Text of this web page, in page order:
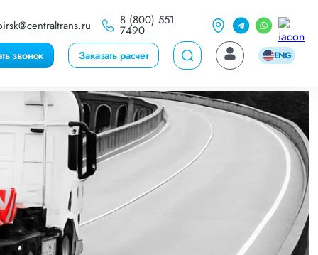
8 (800) 551
7490
звонок Заказать расчет ENG